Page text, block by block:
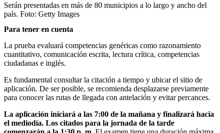
Serán presentadas en más de 80 municipios a lo largo y ancho del
país. Foto: Getty Images
Para tener en cuenta
La prueba evaluará competencias genéricas como razonamiento
cuantitativo, comunicación escrita, lectura crítica, competencias
ciudadanas e inglés.
Es fundamental consultar la citación a tiempo y ubicar el sitio de
aplicación. De ser posible, se recomienda desplazarse previamente
para conocer las rutas de llegada con antelación y evitar percances.
La aplicación iniciará a las 7:00 de la mañana y finalizará hacia
el mediodía. Los citados para la jornada de la tarde